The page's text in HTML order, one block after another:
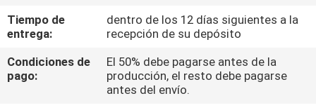
NOTICIAS
SOLICITAR
UNA
Tiempo de
entrega:
dentro de los 12 días siguientes a la
recepción de su depósito
Condiciones de
pago:
El 50% debe pagarse antes de la
producción, el resto debe pagarse
antes del envío.